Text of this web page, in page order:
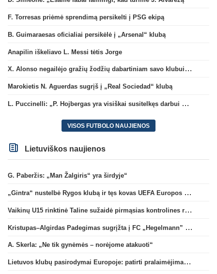
F. Torresas priėmė sprendimą persikelti į PSG ekipą
B. Guimaraesas oficialiai persikėlė į „Arsenal“ klubą
Anapilin iškeliavo L. Messi tėtis Jorge
X. Alonso negailėjo gražių žodžių dabartiniam savo klubui „Chelsea“
Marokietis N. Aguerdas sugrįš į „Real Sociedad“ klubą
L. Puccinelli: „P. Hojbergas yra visiškai susitelkęs darbui Marselyje“
VISOS FUTBOLO NAUJIENOS
Lietuviškos naujienos
G. Paberžis: „Man Žalgiris“ yra širdyje“
„Gintra“ nustelbė Rygos klubą ir tęs kovas UEFA Europos taurės atrankoje
Vaikinų U15 rinktinė Taline sužaidė pirmąsias kontrolines rungtynes
Kristupas–Algirdas Padegimas sugrįžta į FC „Hegelmann” B sudėtį
A. Skerla: „Ne tik gynėmės – norėjome atakuoti“
Lietuvos klubų pasirodymai Europoje: patirti pralaimėjimai Kroatijos atstovams